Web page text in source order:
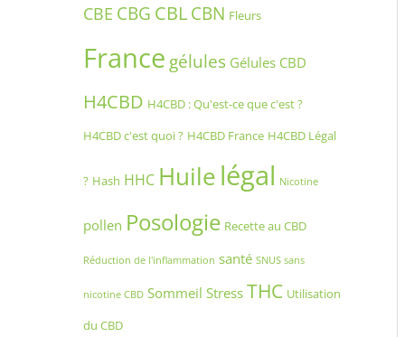
CBE CBG CBL CBN Fleurs
France gélules Gélules CBD
H4CBD H4CBD : Qu'est-ce que c'est ?
H4CBD c'est quoi ? H4CBD France H4CBD Légal
? Hash HHC Huile légal Nicotine
pollen Posologie Recette au CBD
Réduction de l'inflammation santé SNUS sans
nicotine CBD Sommeil Stress THC Utilisation
du CBD